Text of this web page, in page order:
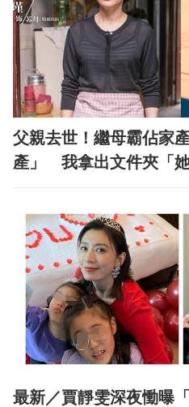
父親去世！繼母霸佔家
產」 我拿出文件夾「她
最新／賈靜雯深夜慟曝